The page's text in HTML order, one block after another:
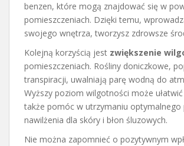
benzen, które mogą znajdować się w
pomieszczeniach. Dzięki temu,
swojego wnętrza, tworzysz zdrowsze
Kolejną korzyścią jest zwiększenie
pomieszczeniach. Rośliny doniczkowe,
transpiracji, uwalniają parę wodną do
Wyższy poziom wilgotności może
także pomóc w utrzymaniu optymalnego
nawilżenia dla skóry i błon śluzowych.
Nie można zapomnieć o pozytywnym